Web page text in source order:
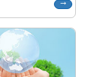
trending_flat
trending_flat
trending_flat